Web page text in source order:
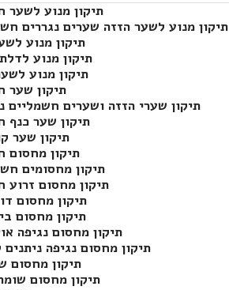
תיקון מנוע לשער
תיקון מנוע לשער הזזה שערים נגררים
תיקון מנוע
תיקון מנוע
תיקון מנוע
תיקון שער
תיקון שערי הזזה ושערים חשמליים
תיקון שער כנף
תיקון שער
תיקון מחסום
תיקון מחסומים
תיקון מחסום זרוע
תיקון מחסום
תיקון מחסום
תיקון מחסום נגיפה
תיקון מחסום נגיפה
תיקון מחסום
תיקון מחסום